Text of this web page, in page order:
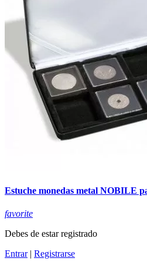
Estuche monedas metal NOBILE
favorite
Debes de estar registrado
Entrar| Registrarse